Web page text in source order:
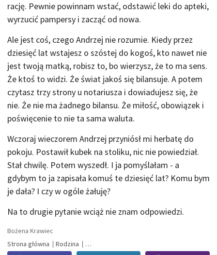
rację. Pewnie powinnam wstać, odstawić leki do apteki,
wyrzucić pampersy i zacząć od nowa.
Ale jest coś, czego Andrzej nie rozumie. Kiedy przez
dziesięć lat wstajesz o szóstej do kogoś, kto nawet nie
jest twoją matką, robisz to, bo wierzysz, że to ma sens.
Że ktoś to widzi. Że świat jakoś się bilansuje. A potem
czytasz trzy strony u notariusza i dowiadujesz się, że
nie. Że nie ma żadnego bilansu. Że miłość, obowiązek i
poświęcenie to nie ta sama waluta.
Wczoraj wieczorem Andrzej przyniósł mi herbatę do
pokoju. Postawił kubek na stoliku, nic nie powiedział.
Stał chwilę. Potem wyszedł. I ja pomyślałam - a
gdybym to ja zapisała komuś te dziesięć lat? Komu bym
je dała? I czy w ogóle żałuję?
Na to drugie pytanie wciąż nie znam odpowiedzi.
Bożena Krawiec
Strona główna
Rodzina